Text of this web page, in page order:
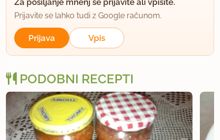
Za pošiljanje mnenj se prijavite ali vpišite.
Prijavite se lahko tudi z Google računom.
Prijava Vpis
PODOBNI RECEPTI